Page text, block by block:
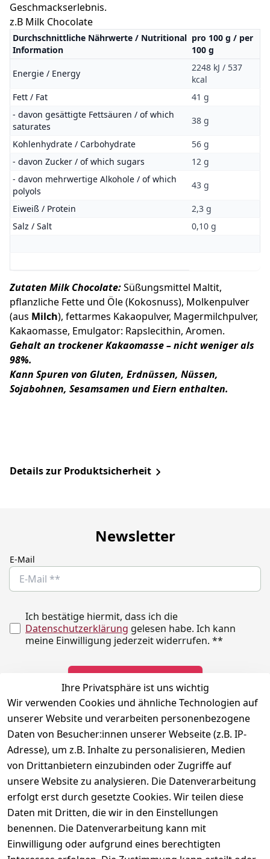
Geschmackserlebnis.
z.B Milk Chocolate
Durchschnittliche Nährwerte / Nutritional
Information
pro 100 g / per
100 g
​​​​​​​Energie / Energy
2248 kJ / 537
kcal
Fett / Fat
41 g
- davon gesättigte Fettsäuren / of which
saturates
38 g
Kohlenhydrate / Carbohydrate
56 g
- davon Zucker / of which sugars
12 g
- davon mehrwertige Alkohole / of which
polyols
43 g
Eiweiß / Protein
2,3 g
Salz / Salt
0,10 g
Zutaten Milk Chocolate:Süßungsmittel Maltit,
pflanzliche Fette und Öle (Kokosnuss), Molkenpulver
(aus Milch), fettarmes Kakaopulver, Magermilchpulver,
Kakaomasse, Emulgator: Rapslecithin, Aromen.
Gehalt an trockener Kakaomasse – nicht weniger als
98%.
Kann Spuren von Gluten, Erdnüssen, Nüssen,
Sojabohnen, Sesamsamen und Eiern enthalten.
Details zur Produktsicherheit
Newsletter
E-Mail
Ich bestätige hiermit, dass ich die
Datenschutzerklärung gelesen habe. Ich kann
meine Einwilligung jederzeit widerrufen. **
** markierte Felder sind erforderlich
Ihre Privatsphäre ist uns wichtig
Wir verwenden Cookies und ähnliche Technologien auf
unserer Website und verarbeiten personenbezogene
Daten von Besucher:innen unserer Webseite (z.B. IP-
Adresse), um z.B. Inhalte zu personalisieren, Medien
von Drittanbietern einzubinden oder Zugriffe auf
unsere Website zu analysieren. Die Datenverarbeitung
erfolgt erst durch gesetzte Cookies. Wir teilen diese
Daten mit Dritten, die wir in den Einstellungen
benennen. Die Datenverarbeitung kann mit
Einwilligung oder aufgrund eines berechtigten
Rechtliches
Impressum
Datenschutzerklär
ung
Widerrufsrecht
Kontakt
Telefonische
Unterstützung
und Beratung
unter:
040 180
Social
Instagram